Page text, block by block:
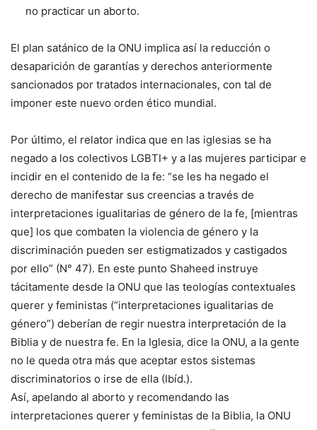
no practicar un aborto.
El plan satánico de la ONU implica así la reducción o
desaparición de garantías y derechos anteriormente
sancionados por tratados internacionales, con tal de
imponer este nuevo orden ético mundial.
Por último, el relator indica que en las iglesias se ha
negado a los colectivos LGBTI+ y a las mujeres participar e
incidir en el contenido de la fe: “se les ha negado el
derecho de manifestar sus creencias a través de
interpretaciones igualitarias de género de la fe, [mientras
que] los que combaten la violencia de género y la
discriminación pueden ser estigmatizados y castigados
por ello” (N° 47). En este punto Shaheed instruye
tácitamente desde la ONU que las teologías contextuales
querer y feministas (“interpretaciones igualitarias de
género”) deberían de regir nuestra interpretación de la
Biblia y de nuestra fe. En la Iglesia, dice la ONU, a la gente
no le queda otra más que aceptar estos sistemas
discriminatorios o irse de ella (Ibíd.).
Así, apelando al aborto y recomendando las
interpretaciones querer y feministas de la Biblia, la ONU